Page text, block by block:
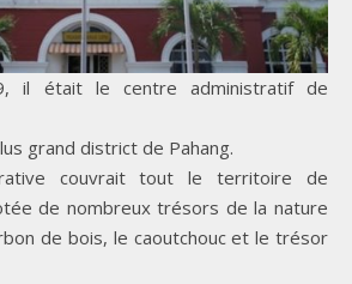
il était le centre administratif de
grand district de Pahang.
couvrait tout le territoire de
de nombreux trésors de la nature
de bois, le caoutchouc et le trésor